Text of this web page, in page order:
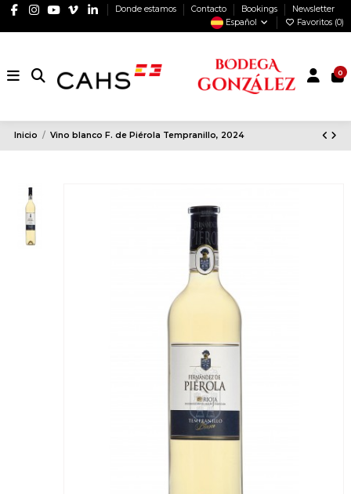
Donde estamos Contacto Bookings
Newsletter
Español
Favoritos (0)
0
Inicio Vino blanco F. de Piérola Tempranillo, 2024